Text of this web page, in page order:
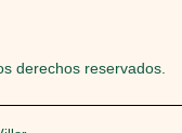
derechos reservados.